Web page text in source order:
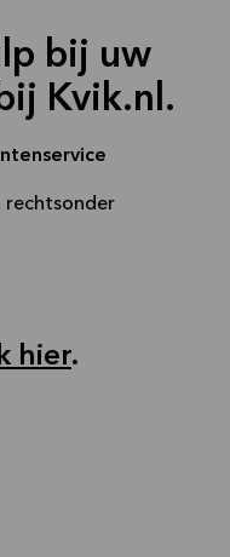
bij uw
Kvik.nl.
rechtsonder
hier.